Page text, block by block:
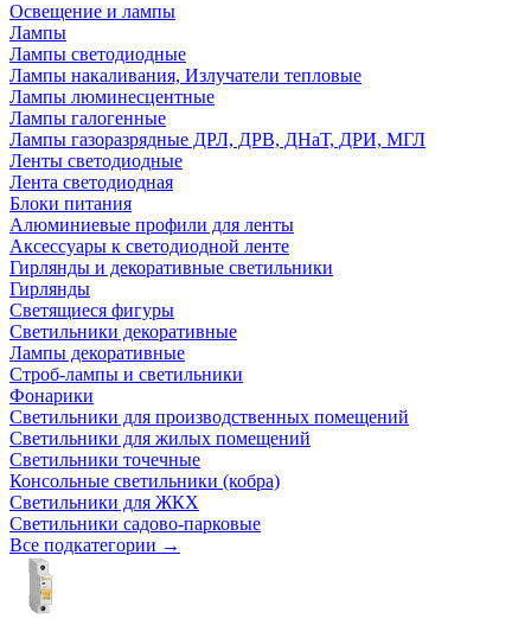
Освещение и лампы
Лампы
Лампы светодиодные
Лампы накаливания, Излучатели тепловые
Лампы люминесцентные
Лампы галогенные
Лампы газоразрядные ДРЛ, ДРВ, ДНаТ, ДРИ, МГЛ
Ленты светодиодные
Лента светодиодная
Блоки питания
Алюминиевые профили для ленты
Аксессуары к светодиодной ленте
Гирлянды и декоративные светильники
Гирлянды
Светящиеся фигуры
Светильники декоративные
Лампы декоративные
Строб-лампы и светильники
Фонарики
Светильники для производственных помещений
Светильники для жилых помещений
Светильники точечные
Консольные светильники (кобра)
Светильники для ЖКХ
Светильники садово-парковые
Все подкатегории →